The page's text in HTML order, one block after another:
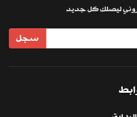
ليصلك كل جديد
سجل